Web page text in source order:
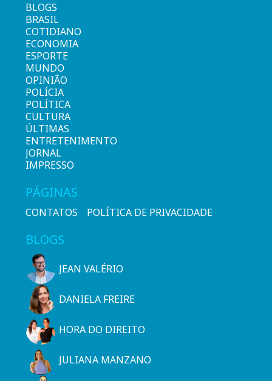
BLOGS
BRASIL
COTIDIANO
ECONOMIA
ESPORTE
MUNDO
OPINIÃO
POLÍCIA
POLÍTICA
CULTURA
ÚLTIMAS
ENTRETENIMENTO
JORNAL
IMPRESSO
PÁGINAS
CONTATOS POLÍTICA DE PRIVACIDADE
BLOGS
JEAN VALÉRIO
DANIELA FREIRE
HORA DO DIREITO
JULIANA MANZANO